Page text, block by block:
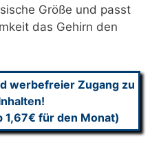
Größe und passt
das Gehirn den
werbefreier Zugang zu
1,67€ für den Monat)